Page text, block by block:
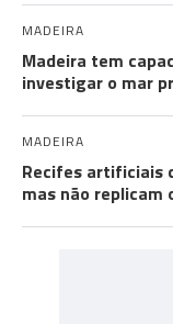
MADEIRA
Madeira tem
investigar o mar
MADEIRA
Recifes artificiais
mas não replicam